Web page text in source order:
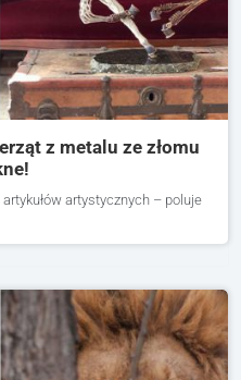
z metalu ze złomu
artystycznych – poluje